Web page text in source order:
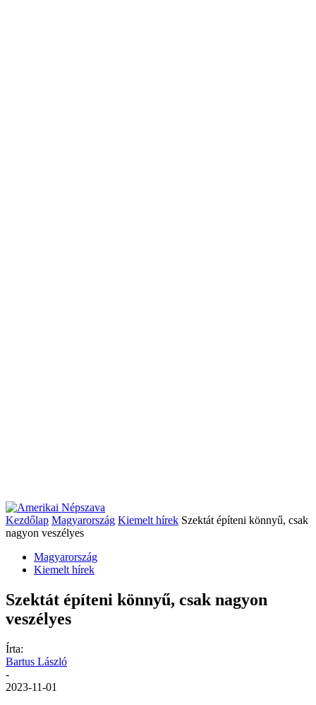
Kezdőlap Magyarország Kiemelt hírek Szektát építeni könnyű, csak
nagyon veszélyes
Magyarország
Kiemelt hírek
Szektát építeni könnyű, csak nagyon
veszélyes
Írta:
Bartus László
-
2023-11-01